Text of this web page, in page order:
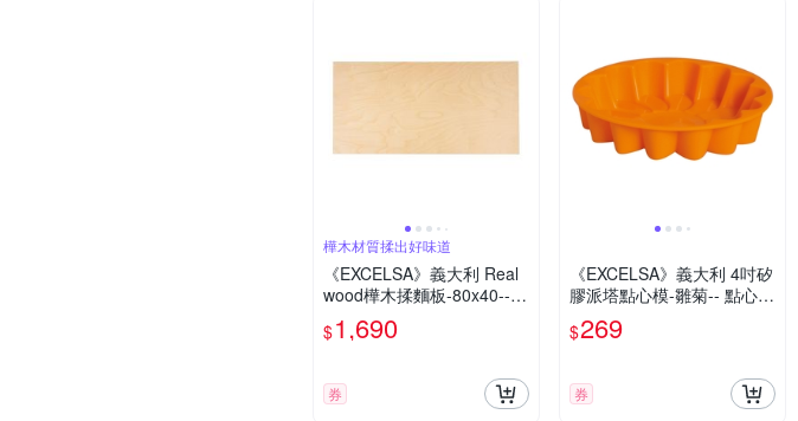
樺木材質揉出好味道
《EXCELSA》義大利 Real
wood樺木揉麵板-80x40--
桿麵墊 麵糰揉麵墊
$1,690
券
《EXCELSA》義大利 4吋矽
膠派塔點心模-雛菊-- 點心烤
模
$269
券